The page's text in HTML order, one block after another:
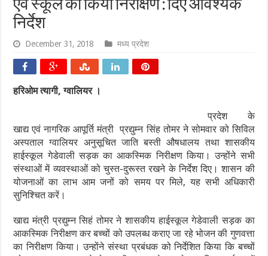
एवं स्कूल का किया निरीक्षण : दिए आवश्यक
निर्देश
December 31, 2018 मध्य प्रदेश
हरिओम त्यागी, ग्वालियर ।
प्रदेश के
खाद्य एवं नागरिक आपूर्ति मंत्री प्रद्युम्न सिंह तोमर ने सोमवार को सिविल
अस्पताल ग्वालियर अनुसूचित जाति बस्ती औषधालय तथा शासकीय
हाईस्कूल गेडेवाली सड़क का आकस्मिक निरीक्षण किया। उन्होंने सभी
संस्थाओं में व्यवस्थाओं को चुस्त-दुरूस्त रखने के निर्देश दिए। शासन की
योजनाओं का लाभ आम जनों को समय पर मिले, यह सभी अधिकारी
सुनिश्चित करें।
खाद्य मंत्री प्रद्युम्न सिहं तोमर ने शासकीय हाईस्कूल गेडेवाली सड़क का
आकस्मिक निरीक्षण कर बच्चों को उपलब्ध कराए जा रहे भोजन की गुणवत्ता
का निरीक्षण किया। उन्होंने संस्था प्रबंधक को निर्देशित किया कि बच्चों